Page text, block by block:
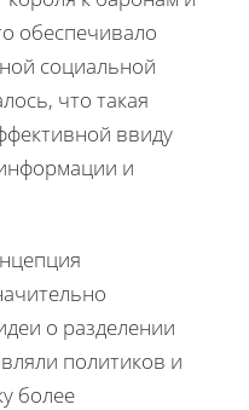
обеспечивало
социальной
что такая
ввиду
и
о разделении
политиков и
более